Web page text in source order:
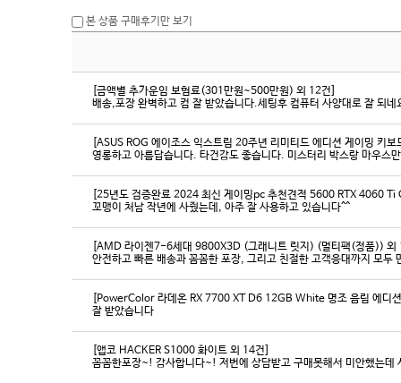
본 상품 구매후기만 보기
[금액별 추가운임 보험료(301만원~500만원) 외 12건]
배송,포장 완벽하고 컴 잘 받았습니다.세팅후 컴퓨터 사양대로 잘 되
[ASUS ROG 에이조스 익스트림 20주년 리미티드 에디션 게이밍 키
영롱하고 아름답습니다. 타건감도 좋습니다. 미스터리 박스랑 마우스
[25년도 검증완료 2024 최신 게이밍pc 추천견적 5600 RTX 4060
꼬맹이 처남 작년에 사줬는데, 아주 잘 사용하고 있습니다^^
[AMD 라이젠7-6세대 9800X3D (그래니트 릿지) (멀티팩(정품)) 외
[PowerColor 라데온 RX 7700 XT D6 12GB White 명조 음림 에디
잘 받았습니다
[앱코 HACKER S1000 화이트 외 14건]
꼼꼼한포장~! 감사합니다~! 저번에 상담받고 구매못해서 미안했는